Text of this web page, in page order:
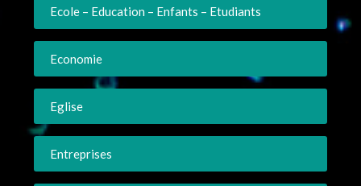
Ecole – Education – Enfants – Etudiants
Economie
Eglise
Entreprises